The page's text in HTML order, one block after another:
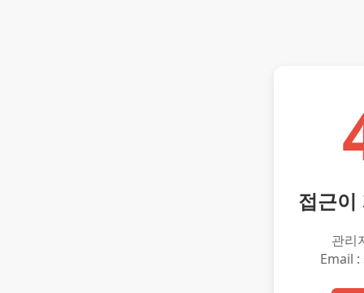
접근이
관리
Email